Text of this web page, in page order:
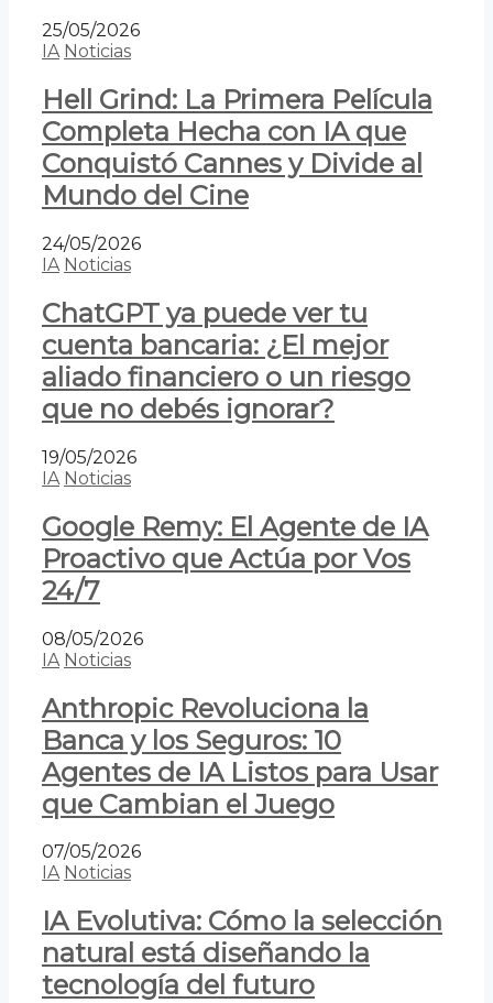
25/05/2026
IA Noticias
Hell Grind: La Primera Película
Completa Hecha con IA que
Conquistó Cannes y Divide al
Mundo del Cine
24/05/2026
IA Noticias
ChatGPT ya puede ver tu
cuenta bancaria: ¿El mejor
aliado financiero o un riesgo
que no debés ignorar?
19/05/2026
IA Noticias
Google Remy: El Agente de IA
Proactivo que Actúa por Vos
24/7
08/05/2026
IA Noticias
Anthropic Revoluciona la
Banca y los Seguros: 10
Agentes de IA Listos para Usar
que Cambian el Juego
07/05/2026
IA Noticias
IA Evolutiva: Cómo la selección
natural está diseñando la
tecnología del futuro